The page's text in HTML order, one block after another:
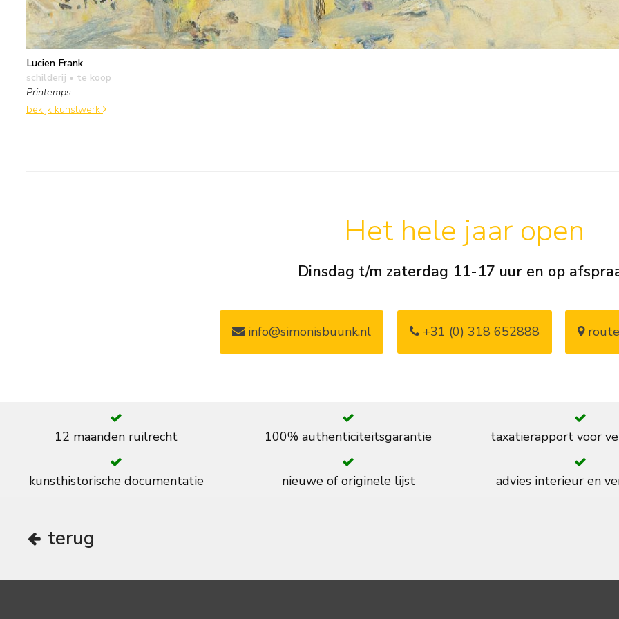
Lucien Frank
schilderij • te koop
Printemps
bekijk kunstwerk
Het hele jaar open
Dinsdag t/m zaterdag 11-17 uur en op
info@simonisbuunk.nl +31 (0) 318 652888
12 maanden ruilrecht 100% authenticiteitsgarantie taxatierapport voor
kunsthistorische documentatie nieuwe of originele lijst advies interieur en
terug